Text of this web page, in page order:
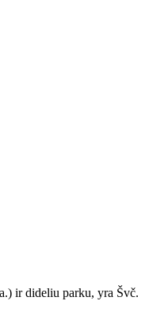
ir dideliu parku, yra Švč.